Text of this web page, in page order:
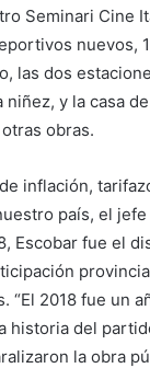
Seminari Cine
nuevos,
las dos
niñez, y la casa
obras.
inflación,
país, el
Escobar fue el
“El 2018 fue un
historia del
la obra